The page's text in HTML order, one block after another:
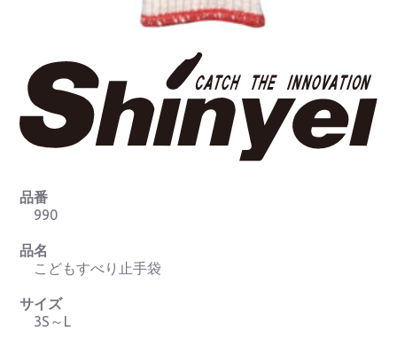
品番
990
品名
こどもすべり止手袋
サイズ
3S～L